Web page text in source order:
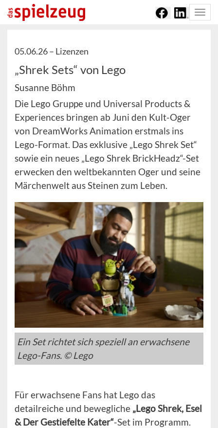
05.06.26 – Lizenzen
„Shrek Sets“ von Lego
Susanne Böhm
Die Lego Gruppe und Universal Products &
Experiences bringen ab Juni den Kult-Oger
von DreamWorks Animation erstmals ins
Lego-Format. Das exklusive „Lego Shrek Set“
sowie ein neues „Lego Shrek BrickHeadz“-Set
erwecken den weltbekannten Oger und seine
Märchenwelt aus Steinen zum Leben.
Ein Set richtet sich speziell an erwachsene
Lego-Fans. © Lego
Für erwachsene Fans hat Lego das
detailreiche und bewegliche „Lego Shrek, Esel
& Der Gestiefelte Kater“-Set im Programm.